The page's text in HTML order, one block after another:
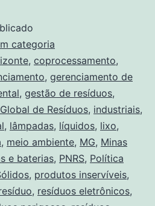
categoria
, coprocessamento,
, gerenciamento de
, gestão de resíduos,
de Resíduos, industriais,
, lâmpadas, líquidos, lixo,
, meio ambiente, MG, Minas
e baterias, PNRS, Política
, produtos inservíveis,
, resíduos eletrônicos,